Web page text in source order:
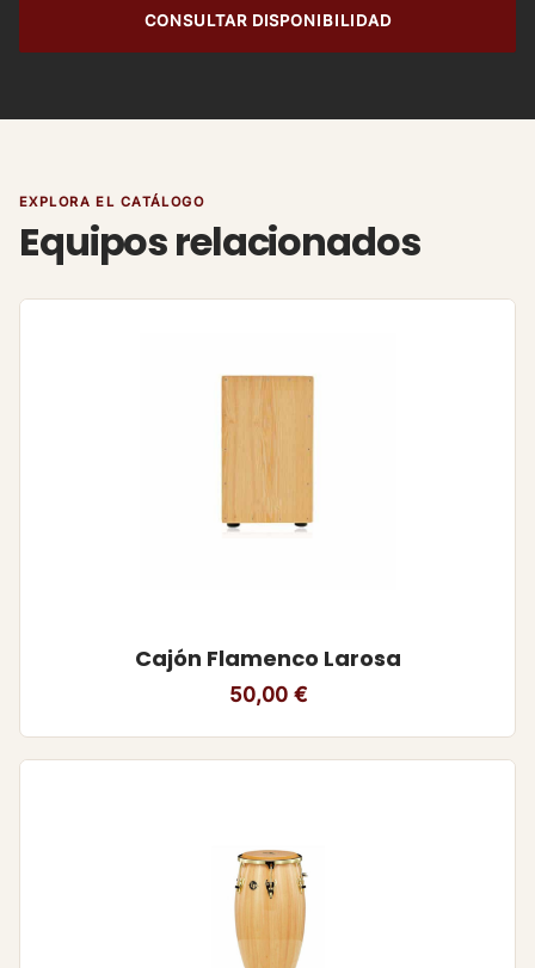
CONSULTAR DISPONIBILIDAD
EXPLORA EL CATÁLOGO
Equipos relacionados
Cajón Flamenco Larosa
50,00 €